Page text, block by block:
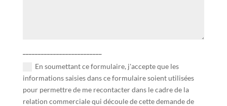
En soumettant ce formulaire, j'accepte que les
informations saisies dans ce formulaire soient utilisées
pour permettre de me recontacter dans le cadre de la
relation commerciale qui découle de cette demande de